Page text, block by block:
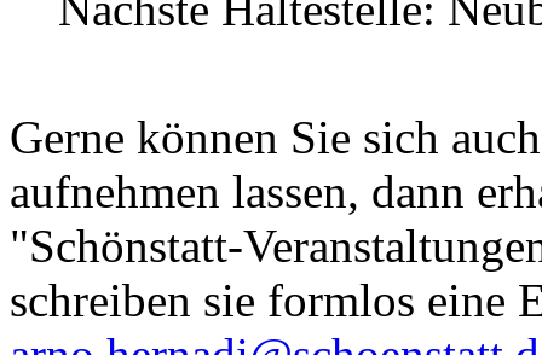
Gerne können Sie sich
aufnehmen lassen, dann
"Schönstatt-
schreiben sie formlos eine